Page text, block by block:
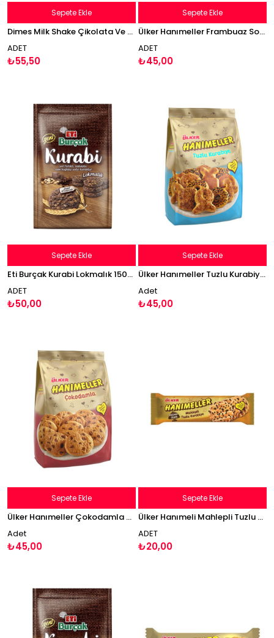
Dimes Milk Shake Çikolata Ve Kurabiye Aromalı Muzlu İçecek 310 ml
ADET
₺55,50
Sepete Ekle
Ülker Hanımeller Frambuaz Soslu Kurabiye 150g
ADET
₺45,00
Sepete Ekle
Eti Burçak Kurabi Lokmalık 150g Yer Fıstıklı Kakaolu Kurabiye
ADET
₺50,00
Sepete Ekle
Ülker Hanımeller Tuzlu Kurabiye 150g
Adet
₺45,00
Sepete Ekle
Ülker Hanımeller Çokodamla Çikolata Parçacıklı Kurabiye 150g
Adet
₺45,00
Sepete Ekle
Ülker Hanımeli Mahlepli Tuzlu Kurabiye 81g
ADET
₺20,00
Sepete Ekle